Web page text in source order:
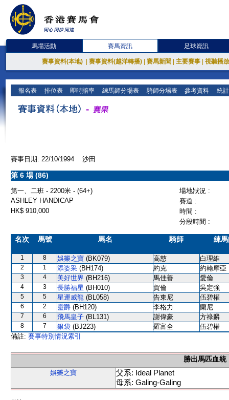
馬場活動 賽馬資訊 足球資訊
賽事資料(本地) 賽事資料(越洋轉播) 賽馬新聞 主要賽事 視聽播
報名表 排位表 即時賠率 練馬師分場表 騎師分場表 參考資料 統
賽事日期: 22/10/1994 沙田
第 6 場 (86)
第一、二班 - 2200米 - (64+)
場地狀況 :
ASHLEY HANDICAP
賽道 :
HK$ 910,000
時間 :
分段時間 :
名次 馬號 馬名 騎師 練
1 8 娛樂之寶 (BK079) 高慈 白理維
2 1 添姿采 (BH174) 約克 約翰摩亞
3 4 美好世界 (BH216) 馬佳善 愛倫
4 3 長勝福星 (BH010) 賀倫 吳定強
5 5 星運威龍 (BL058) 告東尼 伍碧權
6 2 靈爵 (BH120) 李格力 蘭尼
7 6 飛馬皇子 (BL131) 謝偉豪 方祿麟
8 7 銀袋 (BJ223) 羅富全
伍碧權
備註: 賽事特別情況索引
勝出馬匹血統
娛樂之寶
父系: Ideal Planet
母系: Galing-Galing